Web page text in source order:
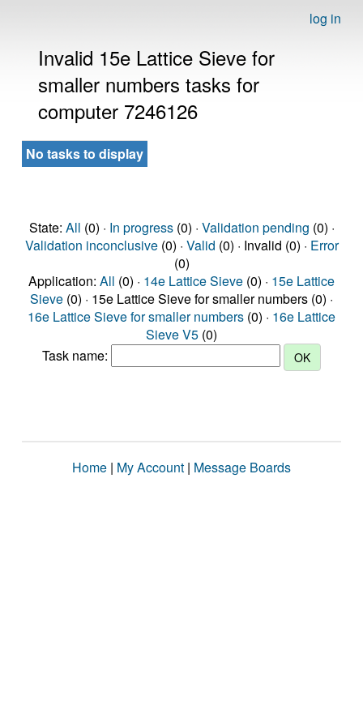
log in
Invalid 15e Lattice Sieve for
smaller numbers tasks for
computer 7246126
No tasks to display
State: All (0) · In progress(0) · Validation pending (0) ·
Validation inconclusive(0) · Valid (0) · Invalid (0) · Error
(0)
Application: All (0) · 14e Lattice Sieve (0) · 15e Lattice
Sieve (0) · 15e Lattice Sieve for smaller numbers (0) ·
16e Lattice Sieve for smaller numbers (0) · 16e Lattice
Sieve V5 (0)
Task name:
Home | My Account | Message Boards